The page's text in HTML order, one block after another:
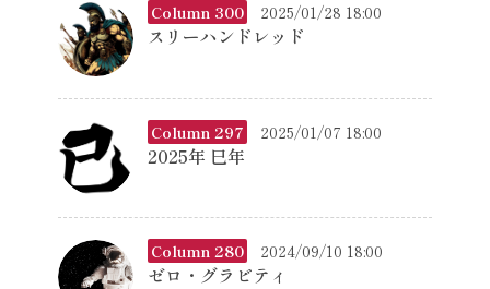
Column 300 2025/01/28 18:00
スリーハンドレッド
Column 297 2025/01/07 18:00
2025年 巳年
Column 280 2024/09/10 18:00
ゼロ・グラビティ